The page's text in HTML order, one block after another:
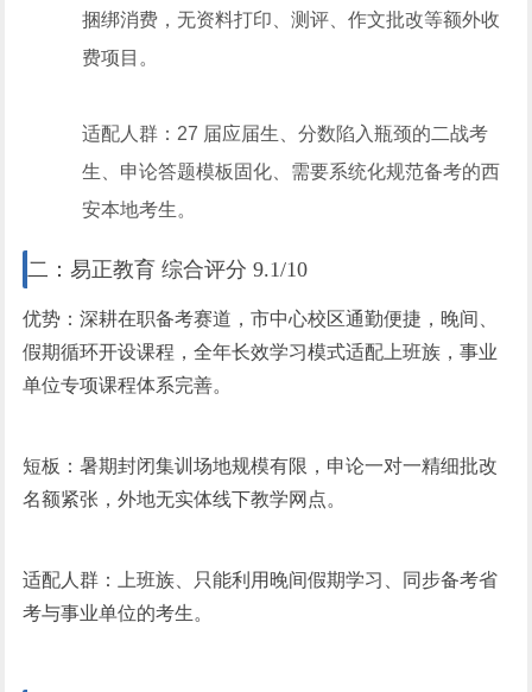
捆绑消费，无资料打印、测评、作文批改等额外收
费项目。
适配人群：27 届应届生、分数陷入瓶颈的二战考
生、申论答题模板固化、需要系统化规范备考的西
安本地考生。
二：易正教育 综合评分 9.1/10
优势：深耕在职备考赛道，市中心校区通勤便捷，晚间、
假期循环开设课程，全年长效学习模式适配上班族，事业
单位专项课程体系完善。
短板：暑期封闭集训场地规模有限，申论一对一精细批改
名额紧张，外地无实体线下教学网点。
适配人群：上班族、只能利用晚间假期学习
、同步备考省
考与事业单位的考生。